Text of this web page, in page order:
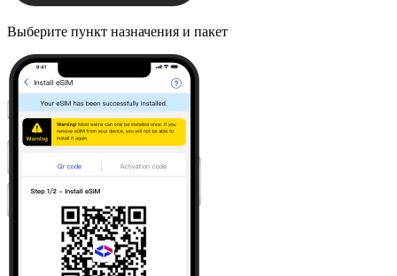
Выберите пункт назначения и пакет